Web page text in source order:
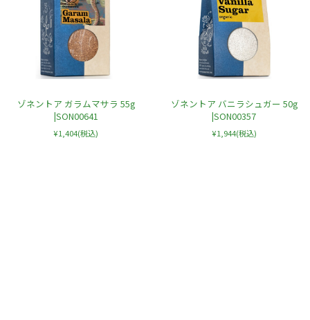
ゾネントア ガラムマサラ 55g
|SON00641
¥1,404(税込)
ゾネントア バニラシュガー 50g
|SON00357
¥1,944(税込)